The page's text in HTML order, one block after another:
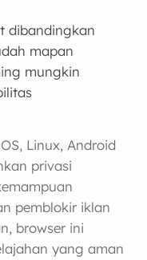
dibandingkan
mapan
mungkin
Linux, Android
privasi
pemblokir iklan
browser ini
yang aman